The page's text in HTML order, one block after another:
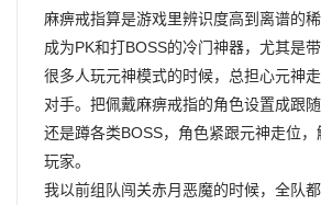
麻痹戒指算是游戏里辨识度高到离谱的
成为PK和打BOSS的冷门神器，尤其是
很多人玩元神模式的时候，总担心元神
对手。把佩戴麻痹戒指的角色设置成跟
还是蹲各类BOSS，角色紧跟元神走位
玩家。
我以前组队闯关赤月恶魔的时候，全队